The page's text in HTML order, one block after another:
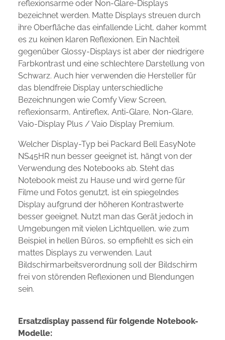
reflexionsarme oder Non-Glare-Displays
bezeichnet werden. Matte Displays streuen durch
ihre Oberfläche das einfallende Licht, daher kommt
es zu keinen klaren Reflexionen. Ein Nachteil
gegenüber Glossy-Displays ist aber der niedrigere
Farbkontrast und eine schlechtere Darstellung von
Schwarz. Auch hier verwenden die Hersteller für
das blendfreie Display unterschiedliche
Bezeichnungen wie Comfy View Screen,
reflexionsarm, Antireflex, Anti-Glare, Non-Glare,
Vaio-Display Plus / Vaio Display Premium.
Welcher Display-Typ bei Packard Bell EasyNote
NS45HR nun besser geeignet ist, hängt von der
Verwendung des Notebooks ab. Steht das
Notebook meist zu Hause und wird gerne für
Filme und Fotos genutzt, ist ein spiegelndes
Display aufgrund der höheren Kontrastwerte
besser geeignet. Nutzt man das Gerät jedoch in
Umgebungen mit vielen Lichtquellen, wie zum
Beispiel in hellen Büros, so empfiehlt es sich ein
mattes Displays zu verwenden. Laut
Bildschirmarbeitsverordnung soll der Bildschirm
frei von störenden Reflexionen und Blendungen
sein.
Ersatzdisplay passend für folgende Notebook-
Modelle: